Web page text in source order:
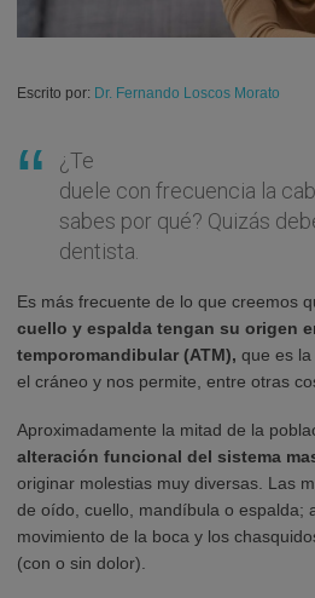
Escrito por: Dr. Fernando Loscos Morato
¿Te
duele con frecuencia la
sabes por qué? Quizás
dentista.
Es más frecuente de lo que creemos
cuello y espalda tengan su origen
temporomandibular (ATM), que es
el cráneo y nos permite, entre otras
Aproximadamente la mitad de la
alteración funcional del sistema
originar molestias muy diversas. Las
de oído, cuello, mandíbula o espalda;
movimiento de la boca y los
(con o sin dolor).